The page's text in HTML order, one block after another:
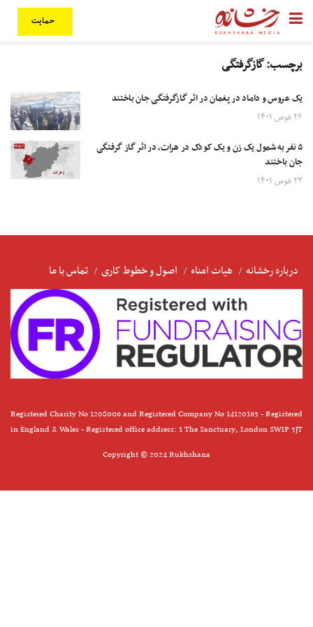
حمایت
برچسب:گازگرفتگی
یک عروس و داماد در پغمان در اثر گازگرفتگی جان باختند
۲۶ قوس ۱۴۰۱
۵ نفر به شمول یک زن و یک کودک در هرات، در اثر گاز گرفتگی
جان باختند
۲۳ قوس ۱۴۰۱
درباره رخشانه هیات امناء اصول و خطوط کاری تماس با ما
Registered Charity No 1208006 and Registered Company No 14120163 - Registered
in England & Wales - Registered office address: 1 The Sanctuary, London SW1P 3JT
Copyright © 2024 Rukhshana